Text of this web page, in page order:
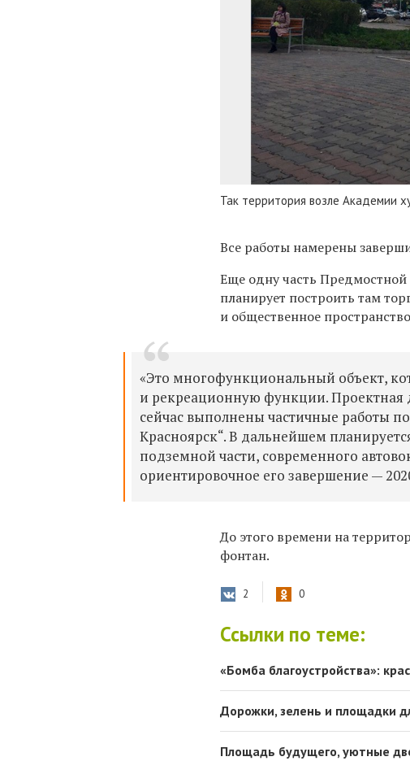
Так территория возле Академии
Все работы намерены
Еще одну часть
планирует построить там
и общественное
«Это многофункциональный объект,
и рекреационную функции. Проектная
сейчас выполнены частичные работы
Красноярск“. В дальнейшем
подземной части, современного
ориентировочное его завершение —
До этого времени на
фонтан.
2 0
Ссылки по теме:
«Бомба благоустройства»:
Дорожки, зелень и площадки
Площадь будущего, уютные